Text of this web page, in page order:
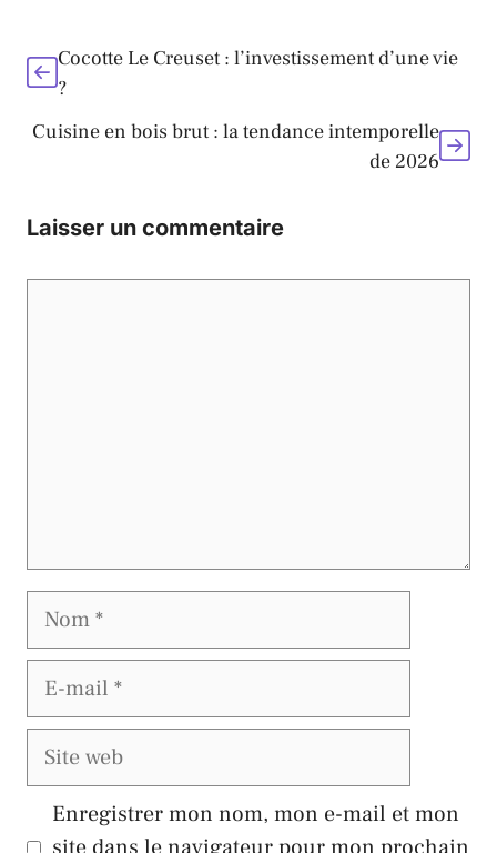
Cocotte Le Creuset : l’investissement d’une vie
?
Cuisine en bois brut : la tendance intemporelle
de 2026
Laisser un commentaire
Nom
E-
Site
Enregistrer mon nom, mon e-mail et mon